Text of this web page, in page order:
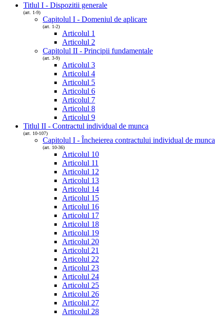
Titlul I - Dispozitii generale
(art. 1-9)
Capitolul I - Domeniul de aplicare
(art. 1-2)
Articolul 1
Articolul 2
Capitolul II - Principii fundamentale
(art. 3-9)
Articolul 3
Articolul 4
Articolul 5
Articolul 6
Articolul 7
Articolul 8
Articolul 9
Titlul II - Contractul individual de munca
(art. 10-107)
Capitolul I - Încheierea contractului individual de munca
(art. 10-36)
Articolul 10
Articolul 11
Articolul 12
Articolul 13
Articolul 14
Articolul 15
Articolul 16
Articolul 17
Articolul 18
Articolul 19
Articolul 20
Articolul 21
Articolul 22
Articolul 23
Articolul 24
Articolul 25
Articolul 26
Articolul 27
Articolul 28